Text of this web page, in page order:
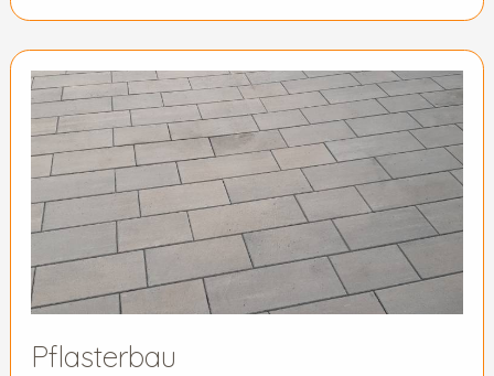
Pflasterbau